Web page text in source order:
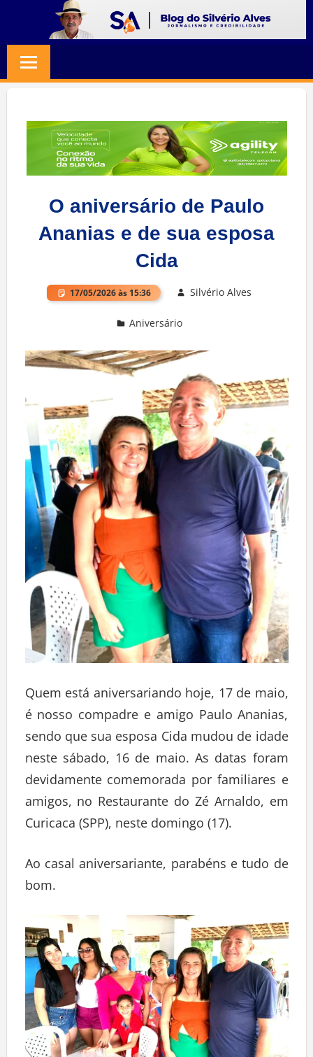
content
SILVERIO
ALVES
Jornalismo
Credibilidade
O aniversário de Paulo
Ananias e de sua esposa
Cida
17/05/2026 às 15:36 Silvério Alves
Aniversário
Quem está aniversariando hoje, 17 de maio,
é nosso compadre e amigo Paulo Ananias,
sendo que sua esposa Cida mudou de idade
neste sábado, 16 de maio. As datas foram
devidamente comemorada por familiares e
amigos, no Restaurante do Zé Arnaldo, em
Curicaca (SPP), neste domingo (17).
Ao casal aniversariante, parabéns e tudo de
bom.